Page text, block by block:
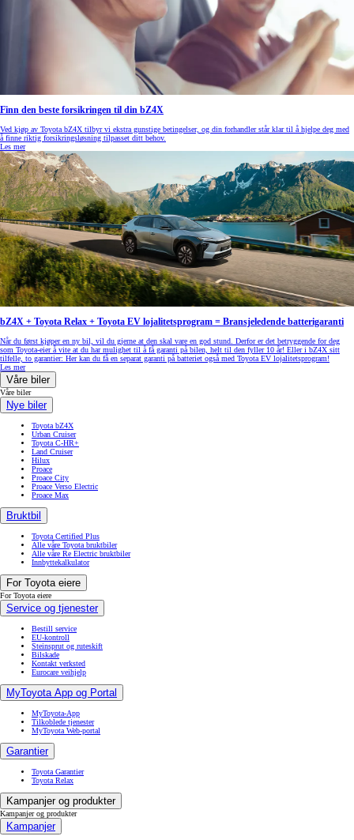
Finn den beste forsikringen til din bZ4X
Ved kjøp av Toyota bZ4X tilbyr vi ekstra gunstige betingelser, og din forhandler står klar til å hjelpe deg med
å finne riktig forsikringsløsning tilpasset ditt behov.
Les mer
bZ4X + Toyota Relax + Toyota EV lojalitetsprogram = Bransjeledende batterigaranti
Når du først kjøper en ny bil, vil du gjerne at den skal vare en god stund. Derfor er det betryggende for deg
som Toyota-eier å vite at du har mulighet til å få garanti på bilen, helt til den fyller 10 år! Eller i bZ4X sitt
tilfelle, to garantier: Her kan du få en separat garanti på batteriet også med Toyota EV lojalitetsprogram!
Les mer
Våre biler
Våre biler
Nye biler
Toyota bZ4X
Urban Cruiser
Toyota C-HR+
Land Cruiser
Hilux
Proace
Proace City
Proace Verso Electric
Proace Max
Bruktbil
Toyota Certified Plus
Alle våre Toyota bruktbiler
Alle våre Re Electric bruktbiler
Innbyttekalkulator
For Toyota eiere
For Toyota eiere
Service og tjenester
Bestill service
EU-kontroll
Steinsprut og ruteskift
Bilskade
Kontakt verksted
Eurocare veihjelp
MyToyota App og Portal
MyToyota-App
Tilkoblede tjenester
MyToyota Web-portal
Garantier
Toyota Garantier
Toyota Relax
Kampanjer og produkter
Kampanjer og produkter
Kampanjer